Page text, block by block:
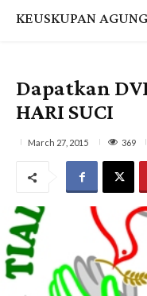
KEUSKUPAN
Dapatkan
HARI SUCI
March 27, 2015 369